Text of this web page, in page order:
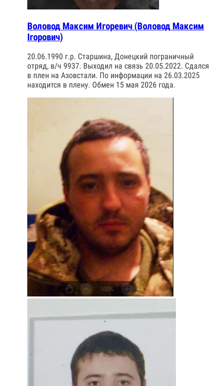
Воловод Максим Игоревич (Воловод Максим
Ігорович)
20.06.1990 г.р. Старшина, Донецкий пограничный
отряд, в/ч 9937. Выходил на связь 20.05.2022. Сдался
в плен на Азовстали. По информации на 26.03.2025
находится в плену. Обмен 15 мая 2026 года.